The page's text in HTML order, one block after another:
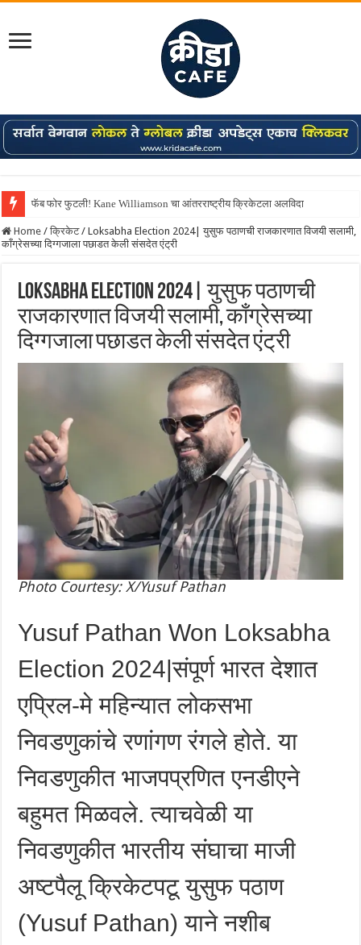
फॅब फोर फुटली! Kane Williamson चा आंतरराष्ट्रीय क्रिकेटला अलविदा
Home / क्रिकेट / Loksabha Election 2024| युसुफ पठाणची राजकारणात विजयी सलामी,
काँग्रेसच्या दिग्गजाला पछाडत केली संसदेत एंट्री
Loksabha Election 2024| युसुफ पठाणची
राजकारणात विजयी सलामी, काँग्रेसच्या
दिग्गजाला पछाडत केली संसदेत एंट्री
Photo Courtesy: X/Yusuf Pathan
Yusuf Pathan Won Loksabha
Election 2024|संपूर्ण भारत देशात
एप्रिल-मे महिन्यात लोकसभा
निवडणुकांचे रणांगण रंगले होते. या
निवडणुकीत भाजपप्रणित एनडीएने
बहुमत मिळवले. त्याचवेळी या
निवडणुकीत भारतीय संघाचा माजी
अष्टपैलू क्रिकेटपटू युसुफ पठाण
(Yusuf Pathan) याने नशीब